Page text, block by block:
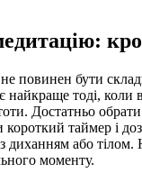
повинен бути
найкраще тоді, коли
Достатньо обрати
таймер і
диханням або тілом.
моменту.